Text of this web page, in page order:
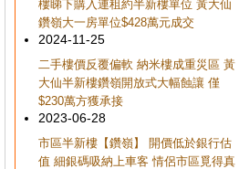
樓睇下購入連租約半新樓單位 黃大仙
鑽嶺大一房單位$428萬元成交
2024-11-25
二手樓價反覆偏軟 納米樓成重災區 黃
大仙半新樓鑽嶺開放式大幅蝕讓 僅
$230萬方獲承接
2023-06-28
市區半新樓【鑽嶺】 開價低於銀行估
值 細銀碼吸納上車客 情侶市區覓得真